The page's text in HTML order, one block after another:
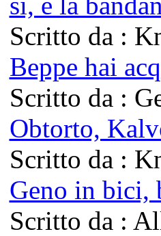
Scritto da :
Beppe hai
Scritto da :
Obtorto,
Scritto da :
Geno in bici,
Scritto da :